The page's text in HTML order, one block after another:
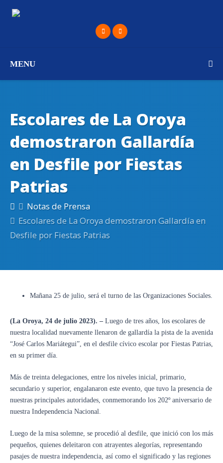
MENU
Escolares de La Oroya
demostraron Gallardía
en Desfile por Fiestas
Patrias
Notas de Prensa
Escolares de La Oroya demostraron Gallardía en
Desfile por Fiestas Patrias
Mañana 25 de julio, será el turno de las Organizaciones Sociales.
(La Oroya, 24 de julio 2023). – Luego de tres años, los escolares de
nuestra localidad nuevamente llenaron de gallardía la pista de la avenida
“José Carlos Mariátegui”, en el desfile cívico escolar por Fiestas Patrias,
en su primer día.
Más de treinta delegaciones, entre los niveles inicial, primario,
secundario y superior, engalanaron este evento, que tuvo la presencia de
nuestras principales autoridades, conmemorando los 202º aniversario de
nuestra Independencia Nacional.
Luego de la misa solemne, se procedió al desfile, que inició con los más
pequeños, quienes deleitaron con atrayentes alegorías, representando
pasajes de nuestra independencia, así como el significado y las regiones